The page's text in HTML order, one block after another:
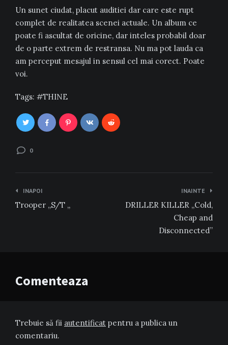
Un sunet ciudat, placut auditiei dar care este rupt
complet de realitatea scenei actuale. Un album ce
poate fi ascultat de oricine, dar inteles probabil doar
de o parte extrem de restransa. Nu ma pot lauda ca
am perceput mesajul in sensul cel mai corect. Poate
voi.
Tags: THINE
0
Navigare
în
INAPOI
Trooper „S/T „
INAINTE
DRILLER KILLER „Cold,
Cheap and
Disconnected”
Comenteaza
Trebuie să fii autentificat pentru a publica un
comentariu.